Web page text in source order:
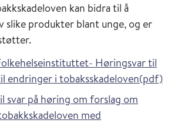
kan bidra til å
slike produkter blant unge, og er
Høringsvar til
endringer i tobaksskadeloven(pdf)
svar på høring om forslag om
med